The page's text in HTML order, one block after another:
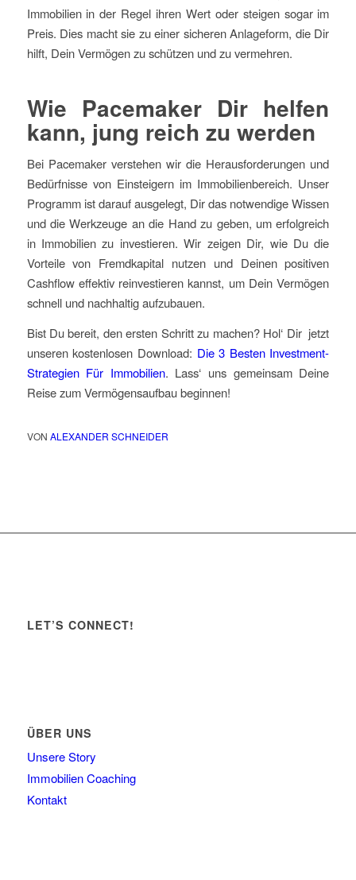
Immobilien in der Regel ihren Wert oder steigen sogar im
Preis. Dies macht sie zu einer sicheren Anlageform, die Dir
hilft, Dein Vermögen zu schützen und zu vermehren.
Wie Pacemaker Dir helfen
kann, jung reich zu werden
Bei Pacemaker verstehen wir die Herausforderungen und
Bedürfnisse von Einsteigern im Immobilienbereich. Unser
Programm ist darauf ausgelegt, Dir das notwendige Wissen
und die Werkzeuge an die Hand zu geben, um erfolgreich
in Immobilien zu investieren. Wir zeigen Dir, wie Du die
Vorteile von Fremdkapital nutzen und Deinen positiven
Cashflow effektiv reinvestieren kannst, um Dein Vermögen
schnell und nachhaltig aufzubauen.
Bist Du bereit, den ersten Schritt zu machen? Hol‘ Dir jetzt
unseren kostenlosen Download: Die 3 Besten Investment-
Strategien Für Immobilien. Lass‘ uns gemeinsam Deine
Reise zum Vermögensaufbau beginnen!
VON ALEXANDER SCHNEIDER
LET’S CONNECT!
ÜBER UNS
Unsere Story
Immobilien Coaching
Kontakt